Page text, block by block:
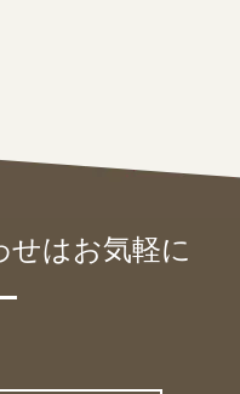
せはお気軽に